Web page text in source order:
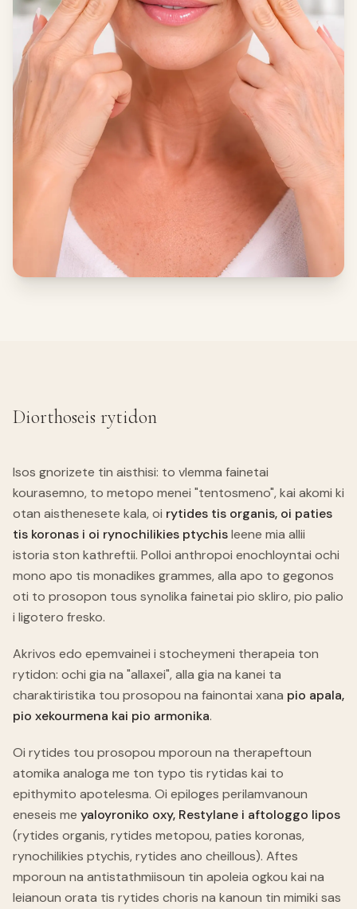
Diorthoseis rytidon
Isos gnorizete tin aisthisi: to vlemma fainetai
kourasemno, to metopo menei "tentosmeno", kai akomi ki
otan aisthenesete kala, oi rytides tis organis, oi paties
tis koronas i oi rynochilikies ptychisleene mia allii
istoria ston kathreftii. Polloi anthropoi enochloyntai ochi
mono apo tis monadikes grammes, alla apo to gegonos
oti to prosopon tous synolika fainetai pio skliro, pio palio
i ligotero fresko.
Akrivos edo epemvainei i stocheymeni therapeia ton
rytidon: ochi gia na "allaxei", alla gia na kanei ta
charaktiristika tou prosopou na fainontai xana pio apala,
pio xekourmena kai pio armonika.
Oi rytides tou prosopou mporoun na therapeftoun
atomika analoga me ton typo tis rytidas kai to
epithymito apotelesma. Oi epiloges perilamvanoun
eneseis me yaloyroniko oxy, Restylane i aftologgo lipos
(rytides organis, rytides metopou, paties koronas,
rynochilikies ptychis, rytides ano cheillous). Aftes
mporoun na antistathmiisoun tin apoleia ogkou kai na
leianoun orata tis rytides choris na kanoun tin mimiki sas